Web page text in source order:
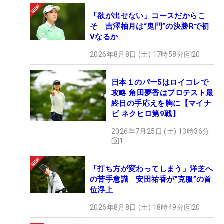
今季からJLPGAツアーに出場し、6月の「ニチレイ
レディス」では初優勝も手にした新進気鋭の姿は、
「自分も負けたくないという気持ちになる」と強い
描きながら、日々、ゴルフと向き合っていく。
初めて出場したネクヒロは、テレビやスチールカメ
ラに追われながらプレーする雰囲気も新鮮。「録画
（放送）だと思っていたら、『生放送だよ』って言
われて驚きました。自分のスイングとかを見てみた
いです」。これは、いい“復習材料”にもなりそう
だ。そして、この勝利により、優勝賞金500万円が
懸けられるシーズン最終戦の出場権も得た。まだア
マチュア選手のため、勝っても、その賞金を手にす
ることはできないが、「出たいと思った…出ようか
なと思ってます」と、前向きだ。
「欲が出せない」コースだからこ
そ 吉澤柚月は“鬼門”の決勝Rで初
Vなるか
2026年8月8日 (土) 17時58分 20
日本１のパー5はロイコレで
攻略 角田夢香はプロテスト最
終日の手応えを胸に【マイナ
ビ ネクヒロ第9戦】
2026年7月25日 (土) 13時36分
1
「打ち方が変わってしまう」洋芝へ
の苦手意識 安田祐香が“克服”の首
位浮上
2026年8月8日 (土) 18時49分 20